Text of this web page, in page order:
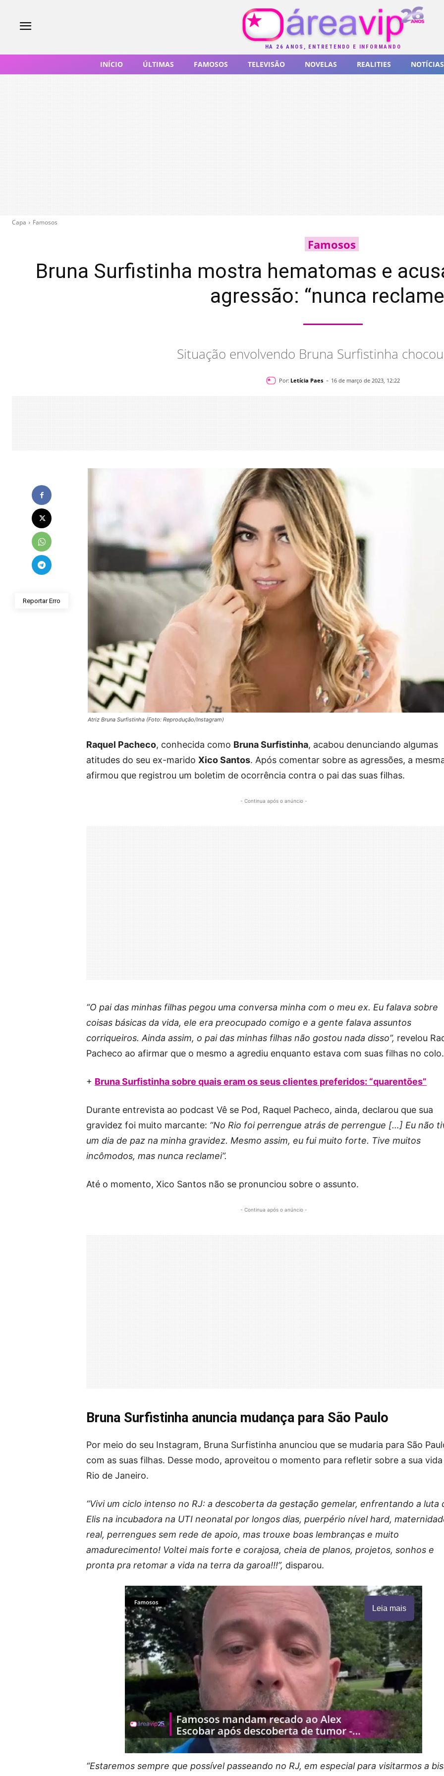
HÁ 26 ANOS, ENTRETENDO E INFORMANDO
INÍCIO ÚLTIMAS FAMOSOS TELEVISÃO NOVELAS REALITIES NOTÍCIAS
Capa Famosos
Famosos
Bruna Surfistinha mostra hematomas e
agressão: “nunca
Situação envolvendo Bruna Surfistinha
Por: Letícia Paes - 16 de março de 2023, 12:22
Reportar Erro
Atriz Bruna Surfistinha (Foto: Reprodução/Instagram)
Raquel Pacheco, conhecida como Bruna Surfistinha, acabou denunciando algumas
atitudes do seu ex-marido Xico Santos. Após comentar sobre as agressões, a
afirmou que registrou um boletim de ocorrência contra o pai das suas filhas.
- Continua após o anúncio -
“O pai das minhas filhas pegou uma conversa minha com o meu ex. Eu falava sobre
coisas básicas da vida, ele era preocupado comigo e a gente falava assuntos
corriqueiros. Ainda assim, o pai das minhas filhas não gostou nada disso”, revelou
Pacheco ao afirmar que o mesmo a agrediu enquanto estava com suas filhas no colo.
+ Bruna Surfistinha sobre quais eram os seus clientes preferidos: “quarentões”
Durante entrevista ao podcast Vê se Pod, Raquel Pacheco, ainda, declarou que sua
gravidez foi muito marcante: “No Rio foi perrengue atrás de perrengue […] Eu não
um dia de paz na minha gravidez. Mesmo assim, eu fui muito forte. Tive muitos
incômodos, mas nunca reclamei”.
Até o momento, Xico Santos não se pronunciou sobre o assunto.
- Continua após o anúncio -
Bruna Surfistinha anuncia mudança para São Paulo
Por meio do seu Instagram, Bruna Surfistinha anunciou que se mudaria para São
com as suas filhas. Desse modo, aproveitou o momento para refletir sobre a sua
Rio de Janeiro.
“Vivi um ciclo intenso no RJ: a descoberta da gestação gemelar, enfrentando a luta
Elis na incubadora na UTI neonatal por longos dias, puerpério nível hard,
real, perrengues sem rede de apoio, mas trouxe boas lembranças e muito
amadurecimento! Voltei mais forte e corajosa, cheia de planos, projetos, sonhos e
pronta pra retomar a vida na terra da garoa!!!”, disparou.
Leia mais
“Estaremos sempre que possível passeando no RJ, em especial para visitarmos a